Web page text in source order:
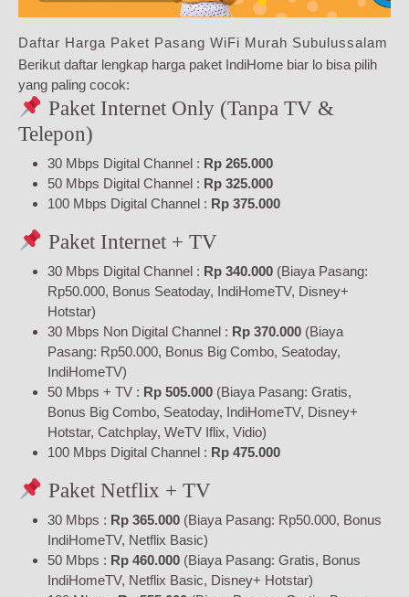
Daftar Harga Paket Pasang WiFi Murah Subulussalam
Berikut daftar lengkap harga paket IndiHome biar lo bisa pilih
yang paling cocok:
Paket Internet Only (Tanpa TV &
Telepon)
30 Mbps Digital Channel : Rp 265.000
50 Mbps Digital Channel : Rp 325.000
100 Mbps Digital Channel : Rp 375.000
Paket Internet + TV
30 Mbps Digital Channel : Rp 340.000 (Biaya Pasang:
Rp50.000, Bonus Seatoday, IndiHomeTV, Disney+
Hotstar)
30 Mbps Non Digital Channel : Rp 370.000 (Biaya
Pasang: Rp50.000, Bonus Big Combo, Seatoday,
IndiHomeTV)
50 Mbps + TV : Rp 505.000 (Biaya Pasang: Gratis,
Bonus Big Combo, Seatoday, IndiHomeTV, Disney+
Hotstar, Catchplay, WeTV Iflix, Vidio)
100 Mbps Digital Channel : Rp 475.000
Paket Netflix + TV
30 Mbps : Rp 365.000 (Biaya Pasang: Rp50.000, Bonus
IndiHomeTV, Netflix Basic)
50 Mbps : Rp 460.000 (Biaya Pasang: Gratis, Bonus
IndiHomeTV, Netflix Basic, Disney+ Hotstar)